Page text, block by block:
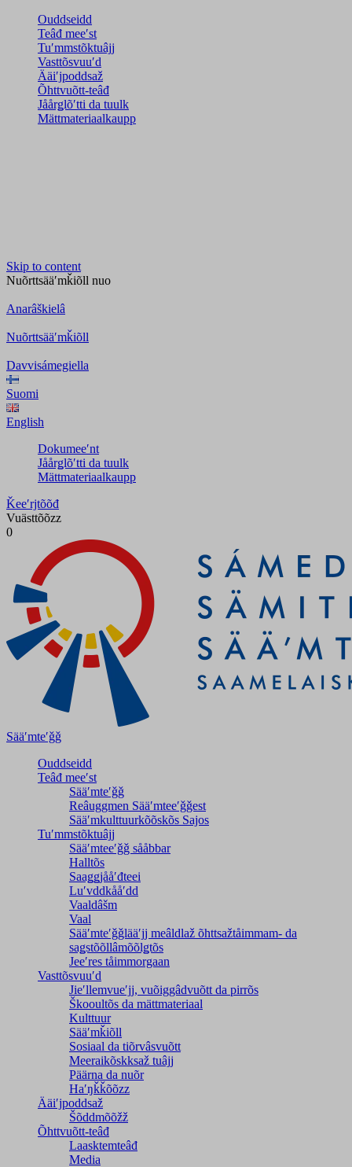
Ouddseidd
Teâđ meeʹst
Tuʹmmstõktuâjj
Vasttõsvuuʹd
Ääiʹjpoddsaž
Õhttvuõtt-teâđ
Jåårǥlõʹtti da tuulk
Mättmateriaalkaupp
Skip to content
Nuõrttsääʹmǩiõll nuo
Anarâškielâ
Nuõrttsääʹmǩiõll
Davvisámegiella
Suomi
English
Dokumeeʹnt
Jåårǥlõʹtti da tuulk
Mättmateriaalkaupp
Ǩeeʹrjtõõđ
Vuästtõõzz
0
Sääʹmteʹǧǧ
Ouddseidd
Teâđ meeʹst
Sääʹmteʹǧǧ
Reâuggmen Sääʹmteeʹǧǧest
Sääʹmkulttuurkõõskõs Sajos
Tuʹmmstõktuâjj
Sääʹmteeʹǧǧ sååbbar
Halltõs
Saaǥǥjååʹđteei
Luʹvddkååʹdd
Vaaldâšm
Vaal
Sääʹmteʹǧǧlääʹjj meâldlaž õhttsažtåimmam- da
saǥstõõllâmõõlǥtõs
Jeeʹres tåimmorgaan
Vasttõsvuuʹd
Jieʹllemvueʹjj, vuõiggâdvuõtt da pirrõs
Škooultõs da mättmateriaal
Kulttuur
Sääʹmǩiõll
Sosiaal da tiõrvâsvuõtt
Meeraikõskksaž tuâjj
Päärna da nuõr
Haʹŋǩǩõõzz
Ääiʹjpoddsaž
Šõddmõõžž
Õhttvuõtt-teâđ
Laasktemteâđ
Media